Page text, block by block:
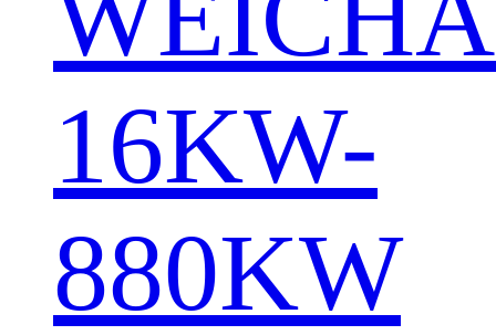
16KW-
880KW